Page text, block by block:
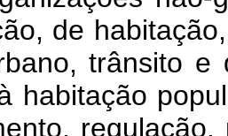
de
trânsito e
habitação